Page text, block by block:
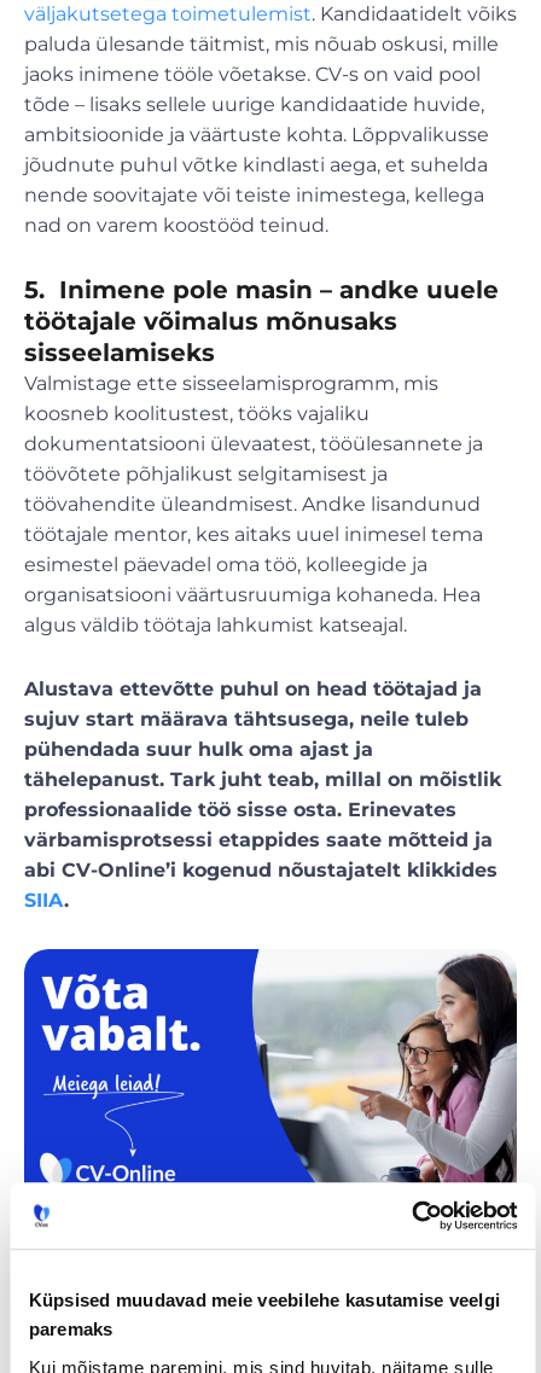
Küpsised muudavad meie veebilehe kasutamise veelgi
paremaks
Kui mõistame paremini, mis sind huvitab, näitame sulle
väljakutsetega toimetulemist. Kandidaatidelt võiks
paluda ülesande täitmist, mis nõuab oskusi, mille
jaoks inimene tööle võetakse. CV-s on vaid pool
tõde – lisaks sellele uurige kandidaatide huvide,
ambitsioonide ja väärtuste kohta. Lõppvalikusse
jõudnute puhul võtke kindlasti aega, et suhelda
nende soovitajate või teiste inimestega, kellega
nad on varem koostööd teinud.
5. Inimene pole masin – andke uuele
töötajale võimalus mõnusaks
sisseelamiseks
Valmistage ette sisseelamisprogramm, mis
koosneb koolitustest, tööks vajaliku
dokumentatsiooni ülevaatest, tööülesannete ja
töövõtete põhjalikust selgitamisest ja
töövahendite üleandmisest. Andke lisandunud
töötajale mentor, kes aitaks uuel inimesel tema
esimestel päevadel oma töö, kolleegide ja
organisatsiooni väärtusruumiga kohaneda. Hea
algus väldib töötaja lahkumist katseajal.
Alustava ettevõtte puhul on head töötajad ja
sujuv start määrava tähtsusega, neile tuleb
pühendada suur hulk oma ajast ja
tähelepanust. Tark juht teab, millal on mõistlik
professionaalide töö sisse osta. Erinevates
värbamisprotsessi etappides saate mõtteid ja
abi CV-Online’i kogenud nõustajatelt klikkides
SIIA.
Palk alates